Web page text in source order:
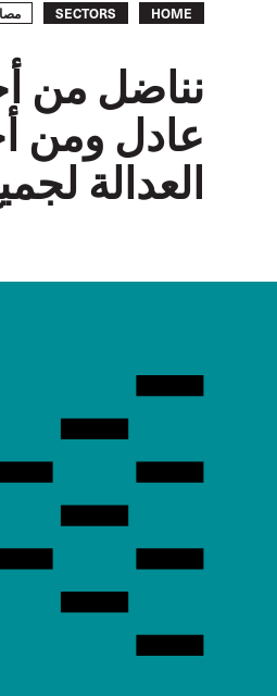
Breadcrumb
HOME
SECTORS
نناضل من
عادل ومن
العدالة